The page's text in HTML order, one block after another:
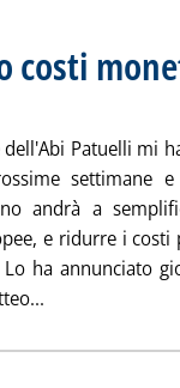
costi
alle 15.9.
dell'Abi Patuelli mi
settimane
andrà a
e ridurre i costi
Lo ha annunciato